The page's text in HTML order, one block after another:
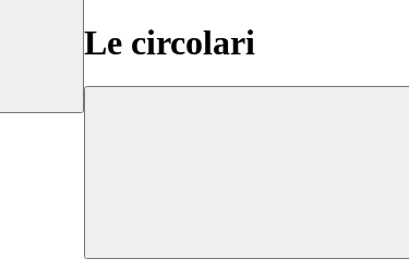
Le circolari